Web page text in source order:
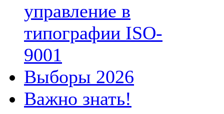
управление в
типографии ISO-
9001
Выборы 2026
Важно знать!